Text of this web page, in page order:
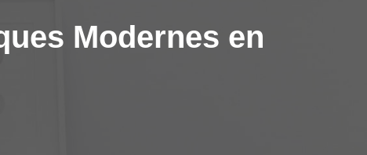
Modernes en